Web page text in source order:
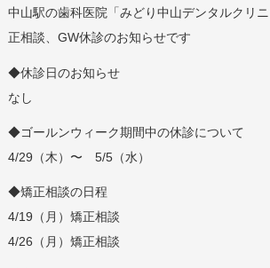
中山駅の歯科医院「みどり中山デンタルクリ
正相談、GW休診のお知らせです
◆休診日のお知らせ
なし
◆ゴールンウィーク期間中の休診について
4/29（木）〜 5/5（水）
◆矯正相談の日程
4/19（月）矯正相談
4/26（月）矯正相談